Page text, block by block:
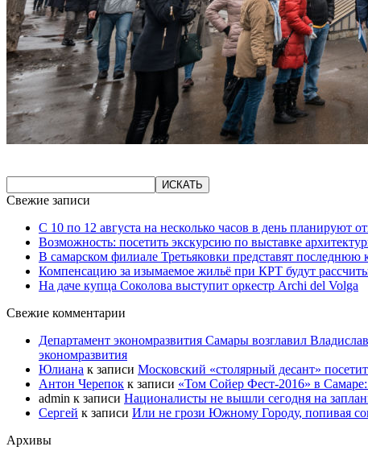
Свежие записи
С 10 по 12 августа на несколько часов в день планируют
Возможность: посетить экскурсию по выставке
В самарском филиале Третьяковки представят последнюю
Компенсацию за изымаемое жильё при КРТ будут
На даче купца Соколова выступит оркестр Archi del Volga
Свежие комментарии
Департамент экономразвития Самары возглавил
экономразвития
Юлиана к записи Московский «столярный десант»
Антон Черепок к записи «Том Сойер Фест-2016» в
admin к записи Националисты не вышли сегодня на
Сергей к записи Или не грози Южному Городу, попивая
Архивы